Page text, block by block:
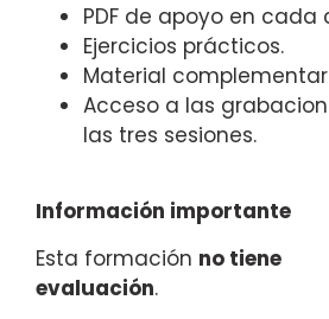
PDF de apoyo en cada
Ejercicios prácticos.
Material
Acceso a las
las tres sesiones.
Información importante
Esta formación no tiene
evaluación.